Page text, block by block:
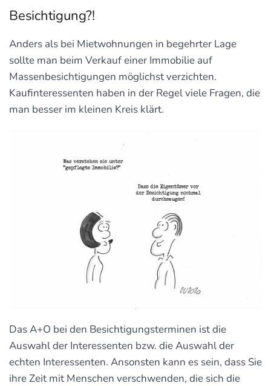
Besichtigung?!
Anders als bei Mietwohnungen in begehrter Lage
sollte man beim Verkauf einer Immobilie auf
Massenbesichtigungen möglichst verzichten.
Kaufinteressenten haben in der Regel viele Fragen, die
man besser im kleinen Kreis klärt.
Das A+O bei den Besichtigungsterminen ist die
Auswahl der Interessenten bzw. die Auswahl der
echten Interessenten. Ansonsten kann es sein, dass Sie
ihre Zeit mit Menschen verschwenden, die sich die